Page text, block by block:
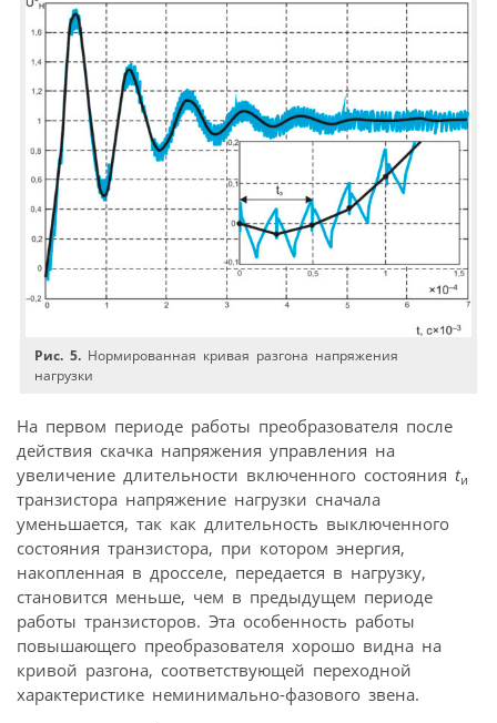
Рис. 5. Нормированная кривая разгона напряжения
нагрузки
На первом периоде работы преобразователя после
действия скачка напряжения управления на
увеличение длительности включенного состояния tи
транзистора напряжение нагрузки сначала
уменьшается, так как длительность выключенного
состояния транзистора, при котором энергия,
накопленная в дросселе, передается в нагрузку,
становится меньше, чем в предыдущем периоде
работы транзисторов. Эта особенность работы
повышающего преобразователя хорошо видна на
кривой разгона, соответствующей переходной
характеристике неминимально-фазового звена.